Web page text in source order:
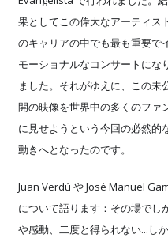
果としてこの偉大なアーティス
のキャリアの中でも最も重要で
モーショナルなコンサートにな
ました。それがゆえに、この未
開の映像を世界中の多くのファ
に見せようという今回の必然的
動きへとなったのです。
Juan Verdú や José Manuel
について語ります：その場でし
や感動、二度と得られない...し